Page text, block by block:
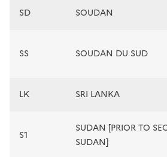
SD SOUDAN
SS SOUDAN DU SUD
LK SRI LANKA
S1
SUDAN [PRIOR TO
SUDAN]